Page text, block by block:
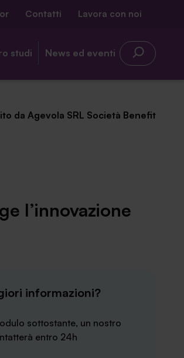
Contatti Lavora con noi
studi News ed eventi
da Agevola SRL Società Benefit
l’innovazione
informazioni?
sottostante, un nostro
entro 24h